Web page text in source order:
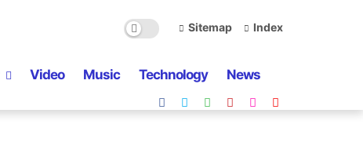
Sitemap Index
Video Music Technology News